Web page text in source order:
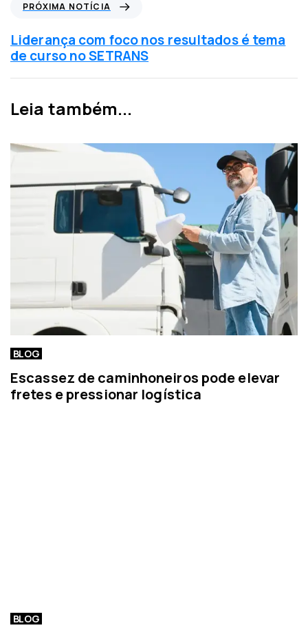
a
n
t
r
o
r
ó
x
i
m
n
t
i
PRÓXIMA NOTÍCIA
Liderança com foco nos resultados é tema
de curso no SETRANS
Leia também...
BLOG
Escassez de caminhoneiros pode elevar
fretes e pressionar logística
BLOG